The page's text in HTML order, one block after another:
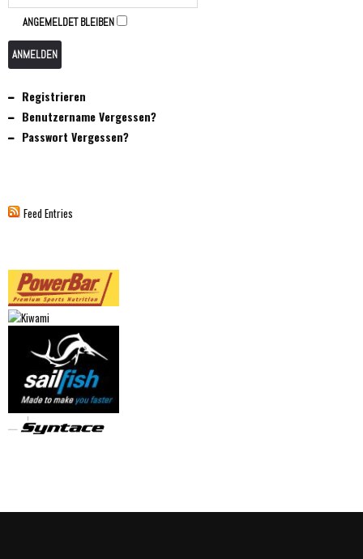
ANGEMELDET BLEIBEN
ANMELDEN
Registrieren
Benutzername Vergessen?
Passwort Vergessen?
Feed Entries